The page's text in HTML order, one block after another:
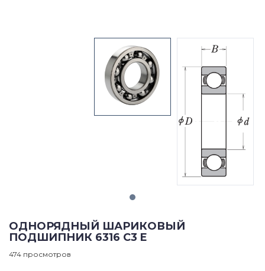
ОДНОРЯДНЫЙ ШАРИКОВЫЙ
ПОДШИПНИК 6316 C3 E
474 просмотров